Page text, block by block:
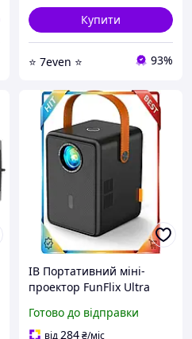
Купити
⭐ 7even ⭐ 93%
ІВ Портативний міні-
проектор FunFlix Ultra
домашнього кінотеатру
бездротовий пр ЕMN_PS
Готово до відправки
від284₴/міс